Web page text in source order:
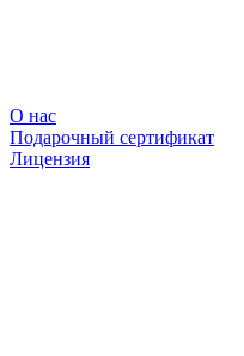
О нас
Подарочный сертификат
Лицензия